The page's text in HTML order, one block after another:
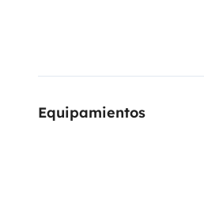
Equipamientos